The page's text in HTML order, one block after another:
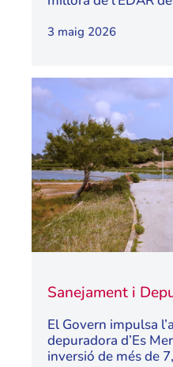
3 maig 2026
Sanejament i
El Govern impulsa
depuradora d’Es
inversió de més de